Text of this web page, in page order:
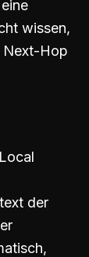
wissen,
Next-Hop
der